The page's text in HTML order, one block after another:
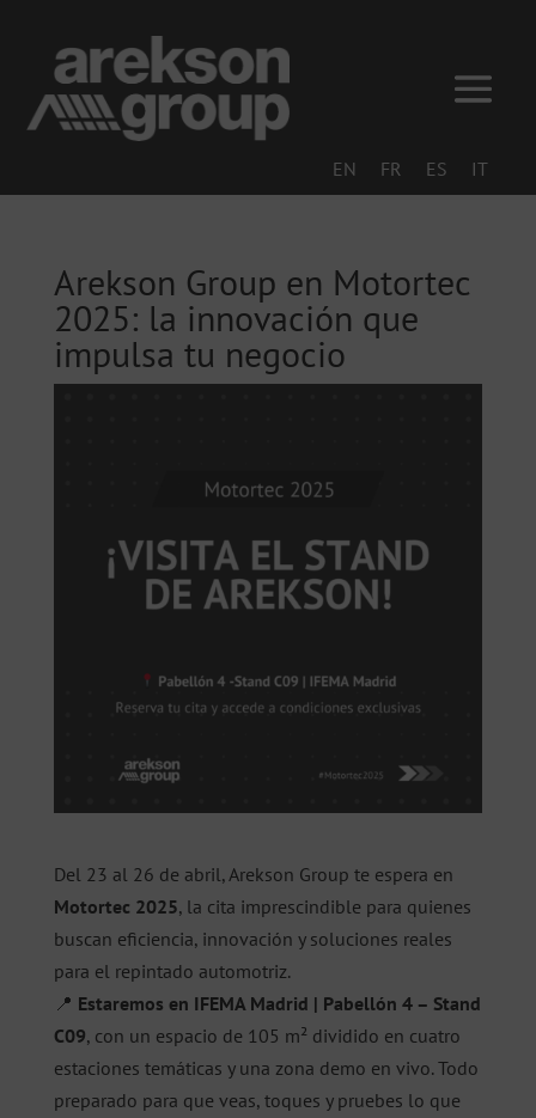
EN FR ES IT
Arekson Group en Motortec
2025: la innovación que
impulsa tu negocio
Del 23 al 26 de abril, Arekson Group te espera en
Motortec 2025, la cita imprescindible para quienes
buscan eficiencia, innovación y soluciones reales
para el repintado automotriz.
📍 Estaremos en IFEMA Madrid | Pabellón 4 – Stand
C09, con un espacio de 105 m² dividido en cuatro
estaciones temáticas y una zona demo en vivo. Todo
preparado para que veas, toques y pruebes lo que